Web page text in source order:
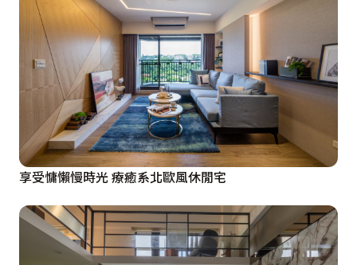
享受慵懶慢時光 療癒系北歐風休閒宅